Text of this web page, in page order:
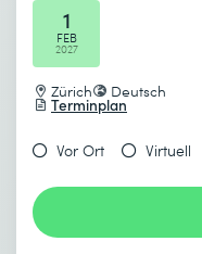
1
FEB
2027
Zürich Deutsch
Terminplan
Vor Ort Virtuell